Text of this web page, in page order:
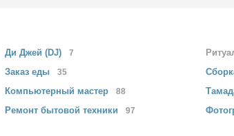
Ди Джей (DJ) 7
Заказ еды 35
Компьютерный мастер 88
Ремонт бытовой техники 97